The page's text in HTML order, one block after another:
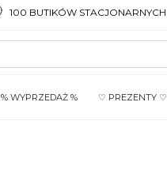
100 BUTIKÓW STACJONARNYCH
% WYPRZEDAŻ % ♡ PREZENTY ♡